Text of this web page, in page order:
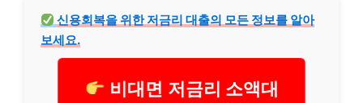
신용회복을 위한 저금리 대출의 모든 정보를 알아
보세요.
비대면 저금리 소액대